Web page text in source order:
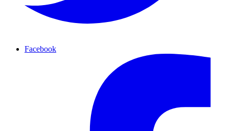
Facebook